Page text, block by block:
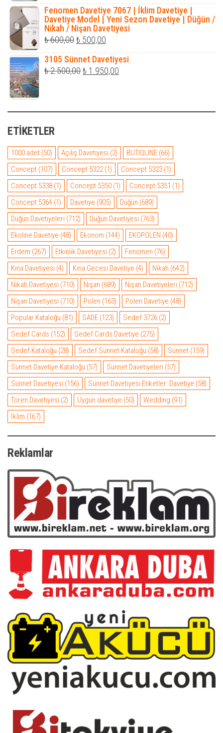
₺ 1.100,00.fiyat:
₺ 950,00.
Fenomen Davetiye 7067 | İklim Davetiye |
Davetiye Model | Yeni Sezon Davetiye | Düğün /
Nikah / Nişan Davetiyesi
₺600,00Orijinal
₺ 600,00.
₺ 500,00
fiyat:
3105 Sünnet Davetiyesi
₺2.500,00Orijinal
₺ 1.950,00
₺ 1.950,00.
ETIKETLER
1000 adet (50) Açılış Davetiyesi (2) BUTIQLINE (66)
Concept (107) Concept 5322(1) Concept 5323 (1)
Concept 5338 (1) Concept 5350 (1) Concept 5351 (1)
Concept 5364 (1) Davetiye (905) Düğün (689)
Düğün Davetiyeleri (712) Düğün Davetiyesi (763)
Ekoline Davetiye (48) Ekonom (144) EKOPOLEN (40)
Erdem (267) Etkinlik Davetiyesi (2) Fenomen (76)
Kına Davetiyesi (4) Kına Gecesi Davetiye (4) Nikah (642)
Nikah Davetiyesi (710) Nişan (689) Nişan Davetiyeleri (712)
Nişan Davetiyesi (710) Polen (163) Polen Davetiye (48)
Popular Kataloğu (81) SADE (123) Sedef 3726 (2)
Sedef Cards (152) Sedef Cards Davetiye (275)
Sedef Kataloğu (28) Sedef Sünnet Kataloğu (58) Sünnet (159)
Sünnet Davetiye Kataloğu (57) Sünnet Davetiyeleri (57)
Sünnet Davetiyesi (156) Sünnet Davetiyesi Etiketler: Davetiye (58)
Tören Davetiyesi (2) Uygun davetiye (50) Wedding (91)
İklim (167)
Reklamlar